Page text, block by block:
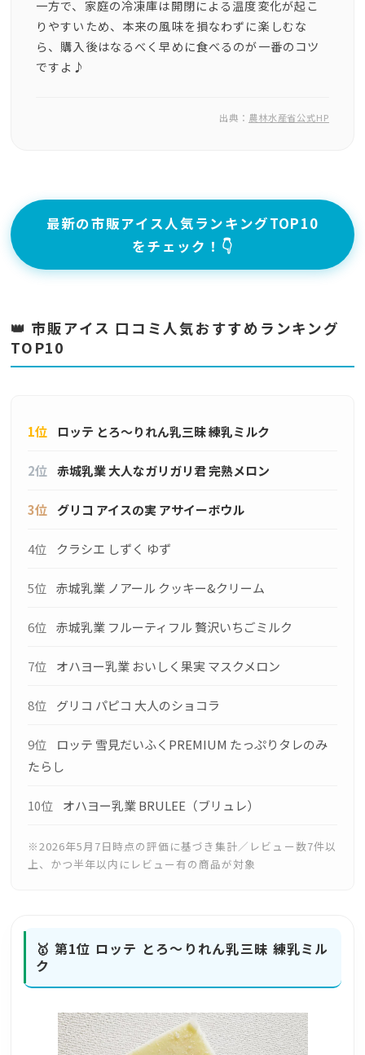
一方で、家庭の冷凍庫は開閉による温度変化が起こ
りやすいため、本来の風味を損なわずに楽しむな
ら、購入後はなるべく早めに食べるのが一番のコツ
ですよ♪
出典： 農林水産省公式HP
最新の市販アイス人気ランキングTOP10
をチェック！👇
👑 市販アイス 口コミ人気おすすめランキング
TOP10
1位 ロッテ とろ～りれん乳三昧 練乳ミルク
2位 赤城乳業 大人なガリガリ君 完熟メロン
3位 グリコ アイスの実 アサイーボウル
4位 クラシエ しずく ゆず
5位 赤城乳業 ノアール クッキー&クリーム
6位 赤城乳業 フルーティフル 贅沢いちごミルク
7位 オハヨー乳業 おいしく果実 マスクメロン
8位 グリコ パピコ 大人のショコラ
9位
ロッテ 雪見だいふくPREMIUM たっぷりタレのみ
たらし
10位 オハヨー乳業 BRULEE（ブリュレ）
※2026年5月7日時点の評価に基づき集計／レビュー数7件以
上、かつ半年以内にレビュー有の商品が対象
🥇 第1位 ロッテ とろ～りれん乳三昧 練乳ミル
ク